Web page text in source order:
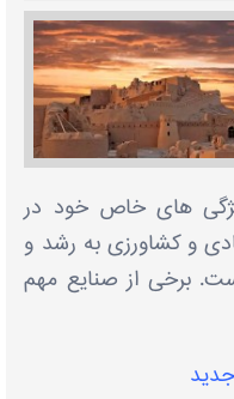
های خاص خود در
و کشاورزی به رشد و
برخی از صنایع مهم